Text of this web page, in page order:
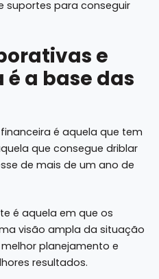
suportes para conseguir
e
a base das
é aquela que tem
que consegue driblar
de mais de um ano de
é aquela em que os
visão ampla da situação
planejamento e
resultados.